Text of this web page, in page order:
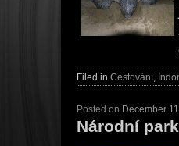
Filed in Cestování,
Posted on December
Národní